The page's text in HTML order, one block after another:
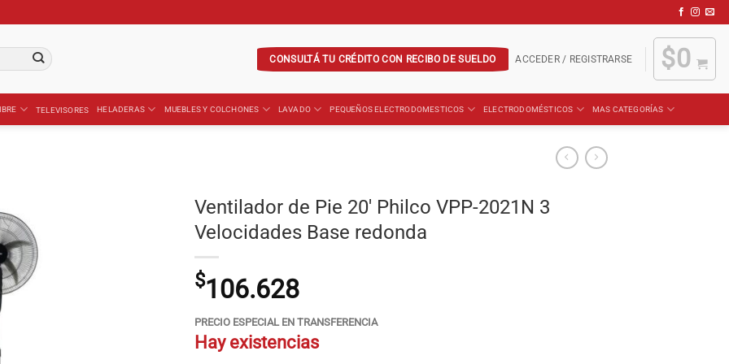
CONSULTÁ TU CRÉDITO CON RECIBO DE SUELDO ACCEDER / REGISTRARSE $0
TELEVISORES HELADERAS MUEBLES Y COLCHONES LAVADO PEQUEÑOS ELECTRODOMESTICOS ELECTRODOMÉSTICOS MAS CATEGORÍAS
Ventilador de Pie 20′ Philco VPP-2021N 3
Velocidades Base redonda
$106.628
PRECIO ESPECIAL EN TRANSFERENCIA
Hay existencias